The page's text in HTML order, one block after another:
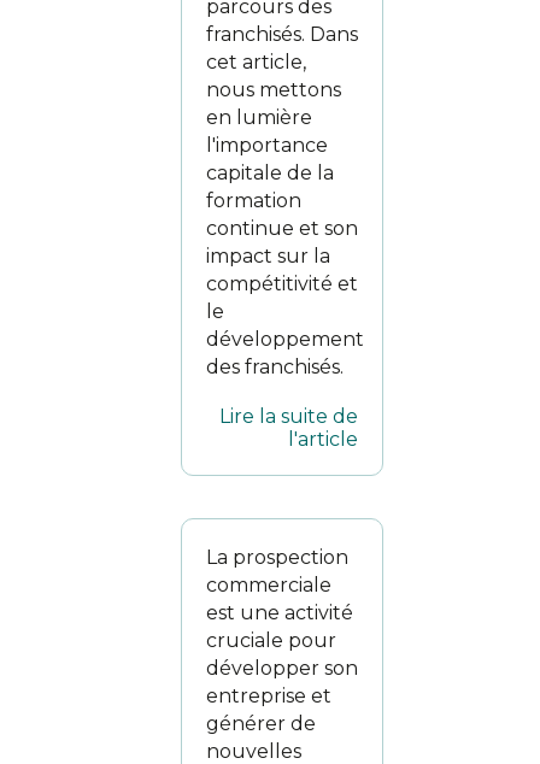
parcours des
franchisés. Dans
cet article,
nous mettons
en lumière
l'importance
capitale de la
formation
continue et son
impact sur la
compétitivité et
le
développement
des franchisés.
Lire la suite de
l'article
La prospection
commerciale
est une activité
cruciale pour
développer son
entreprise et
générer de
nouvelles